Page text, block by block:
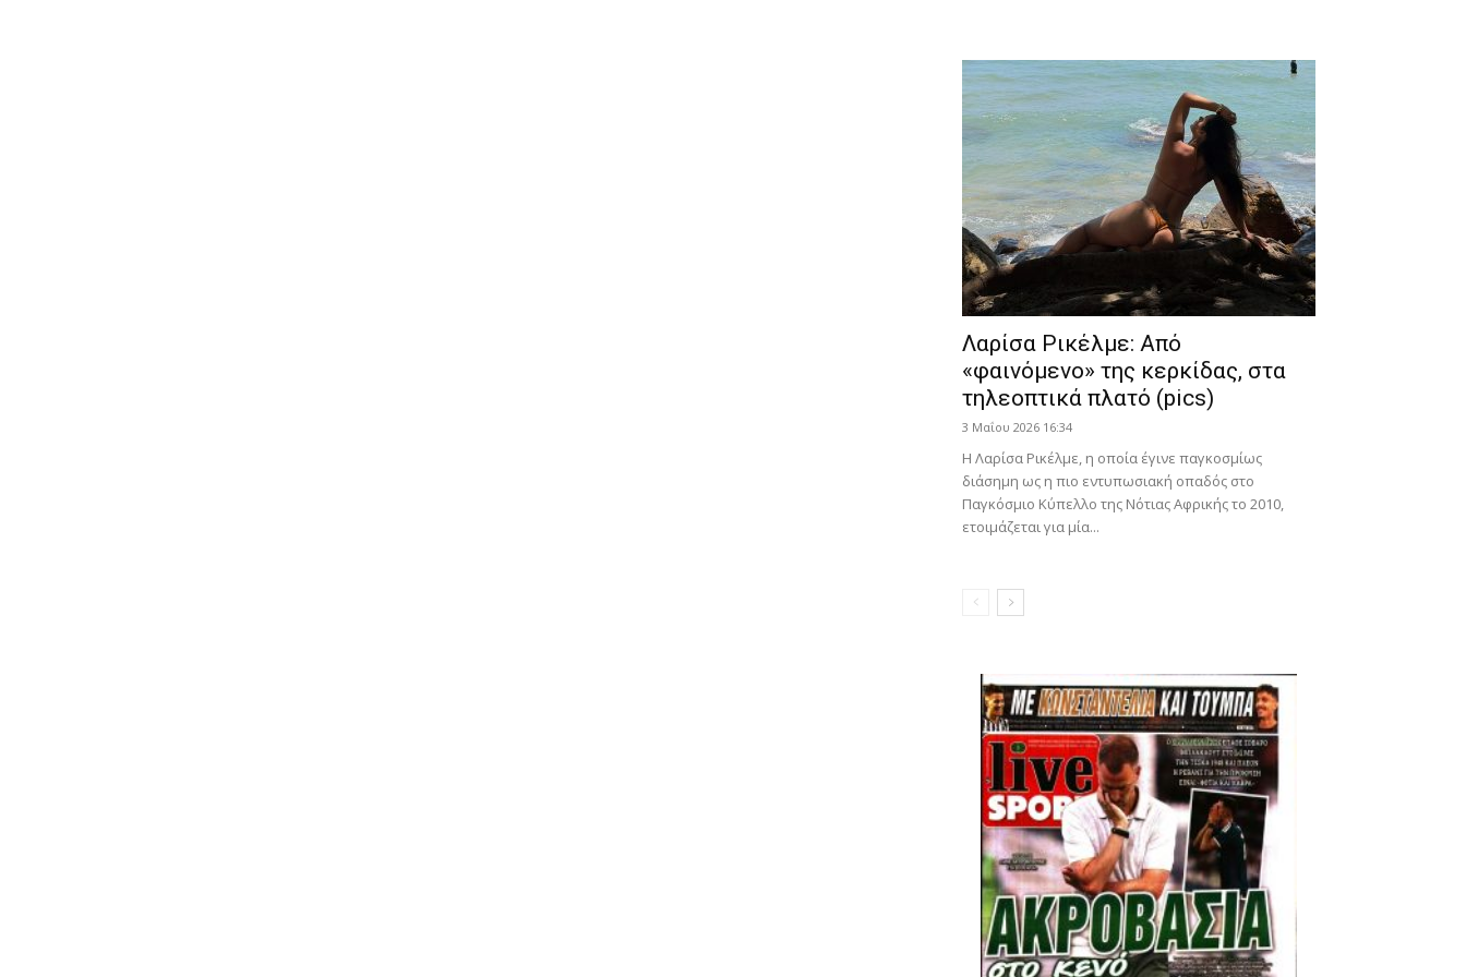
Λαρίσα Ρικέλμε: Από
«φαινόμενο» της κερκίδας, στα
τηλεοπτικά πλατό (pics)
3 Μαΐου 2026 16:34
Η Λαρίσα Ρικέλμε, η οποία έγινε παγκοσμίως
διάσημη ως η πιο εντυπωσιακή οπαδός στο
Παγκόσμιο Κύπελλο της Νότιας Αφρικής το 2010,
ετοιμάζεται για μία...